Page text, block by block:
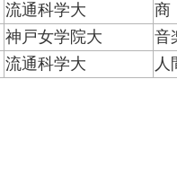
流通科学大 商
神戸女学院大 音
流通科学大 人